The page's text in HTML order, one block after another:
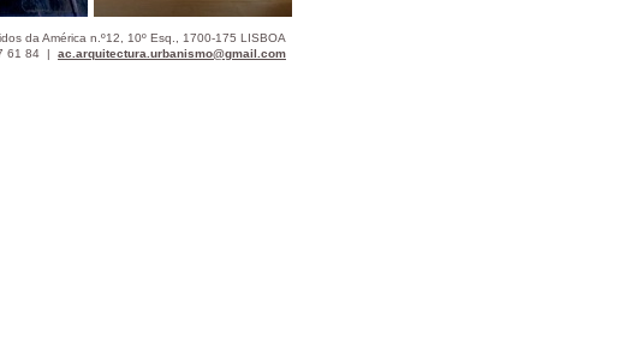
da América n.º12, 10º Esq., 1700-175 LISBOA
61 84 | ac.arquitectura.urbanismo@gmail.com